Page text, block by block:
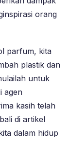
orang
parfum, kita
plastik dan
untuk
agen
kasih telah
di artikel
dalam hidup